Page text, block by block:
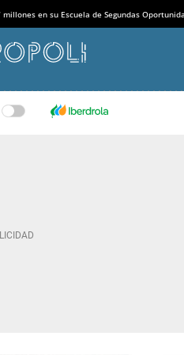
en su Escuela de Segundas